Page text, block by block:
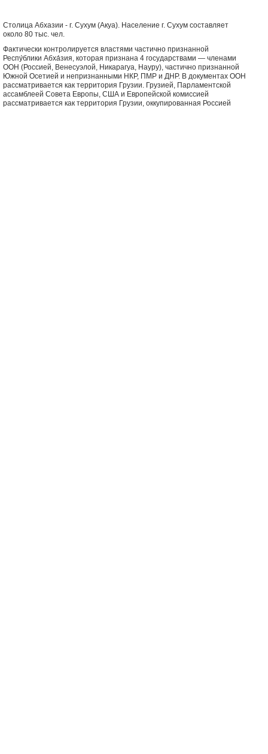
Столица Абхазии - г. Сухум (Акуа). Население г. Сухум составляет
около 80 тыс. чел.
Фактически контролируется властями частично признанной
Респу́блики Абха́зия, которая признана 4 государствами — членами
ООН (Россией, Венесуэлой, Никарагуа, Науру), частично признанной
Южной Осетией и непризнанными НКР, ПМР и ДНР. В документах ООН
рассматривается как территория Грузии. Грузией, Парламентской
ассамблеей Совета Европы, США и Европейской комиссией
рассматривается как территория Грузии, оккупированная Россией